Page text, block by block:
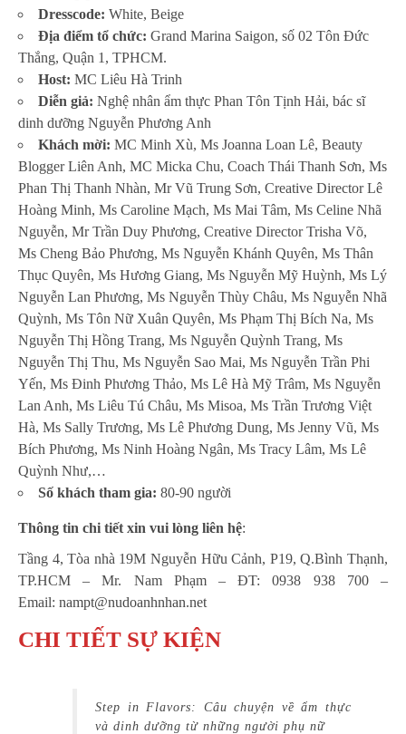
Dresscode: White, Beige
Địa điểm tổ chức: Grand Marina Saigon, số 02 Tôn Đức
Thắng, Quận 1, TPHCM.
Host: MC Liêu Hà Trinh
Diễn giả: Nghệ nhân ẩm thực Phan Tôn Tịnh Hải, bác sĩ
dinh dưỡng Nguyễn Phương Anh
Khách mời: MC Minh Xù, Ms Joanna Loan Lê, Beauty
Blogger Liên Anh, MC Micka Chu, Coach Thái Thanh Sơn, Ms
Phan Thị Thanh Nhàn, Mr Vũ Trung Sơn, Creative Director Lê
Hoàng Minh, Ms Caroline Mạch, Ms Mai Tâm, Ms Celine Nhã
Nguyễn, Mr Trần Duy Phương, Creative Director Trisha Võ,
Ms Cheng Bảo Phương, Ms Nguyễn Khánh Quyên, Ms Thân
Thục Quyên, Ms Hương Giang, Ms Nguyễn Mỹ Huỳnh, Ms Lý
Nguyễn Lan Phương, Ms Nguyễn Thùy Châu, Ms Nguyễn Nhã
Quỳnh, Ms Tôn Nữ Xuân Quyên, Ms Phạm Thị Bích Na, Ms
Nguyễn Thị Hồng Trang, Ms Nguyễn Quỳnh Trang, Ms
Nguyễn Thị Thu, Ms Nguyễn Sao Mai, Ms Nguyễn Trần Phi
Yến, Ms Đinh Phương Thảo, Ms Lê Hà Mỹ Trâm, Ms Nguyễn
Lan Anh, Ms Liêu Tú Châu, Ms Misoa, Ms Trần Trương Việt
Hà, Ms Sally Trương, Ms Lê Phương Dung, Ms Jenny Vũ, Ms
Bích Phương, Ms Ninh Hoàng Ngân, Ms Tracy Lâm, Ms Lê
Quỳnh Như,…
Số khách tham gia: 80-90 người
Thông tin chi tiết xin vui lòng liên hệ:
Tầng 4, Tòa nhà 19M Nguyễn Hữu Cảnh, P19, Q.Bình Thạnh,
TP.HCM – Mr. Nam Phạm – ĐT: 0938 938 700 –
Email: nampt@nudoanhnhan.net
CHI TIẾT SỰ KIỆN
Step in Flavors: Câu chuyện về ẩm thực
và dinh dưỡng từ những người phụ nữ